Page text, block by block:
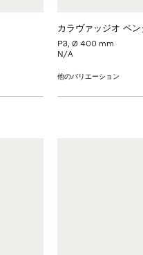
カラヴァッジオ ペン
P3, Ø 400 mm
N/A
他のバリエーション